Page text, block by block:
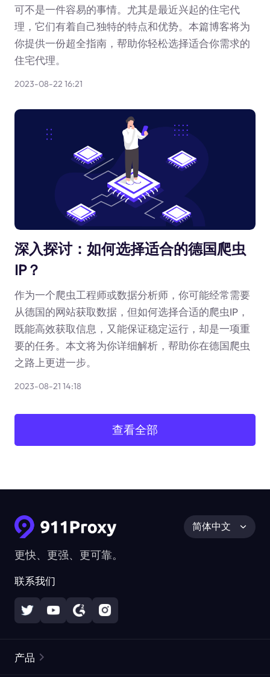
可不是一件容易的事情。尤其是最近兴起的住宅代
理，它们有着自己独特的特点和优势。本篇博客将为
你提供一份超全指南，帮助你轻松选择适合你需求的
住宅代理。
2023-08-22 16:21
深入探讨：如何选择适合的德国爬虫
IP？
作为一个爬虫工程师或数据分析师，你可能经常需要
从德国的网站获取数据，但如何选择合适的爬虫IP，
既能高效获取信息，又能保证稳定运行，却是一项重
要的任务。本文将为你详细解析，帮助你在德国爬虫
之路上更进一步。
2023-08-21 14:18
查看全部
更快、更强、更可靠。
联系我们
简体中文
产品